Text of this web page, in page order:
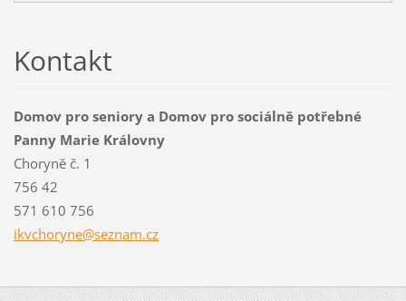
Kontakt
Domov pro seniory a Domov pro sociálně potřebné
Panny Marie Královny
Choryně č. 1
756 42
571 610 756
ikvchoryne@seznam.cz